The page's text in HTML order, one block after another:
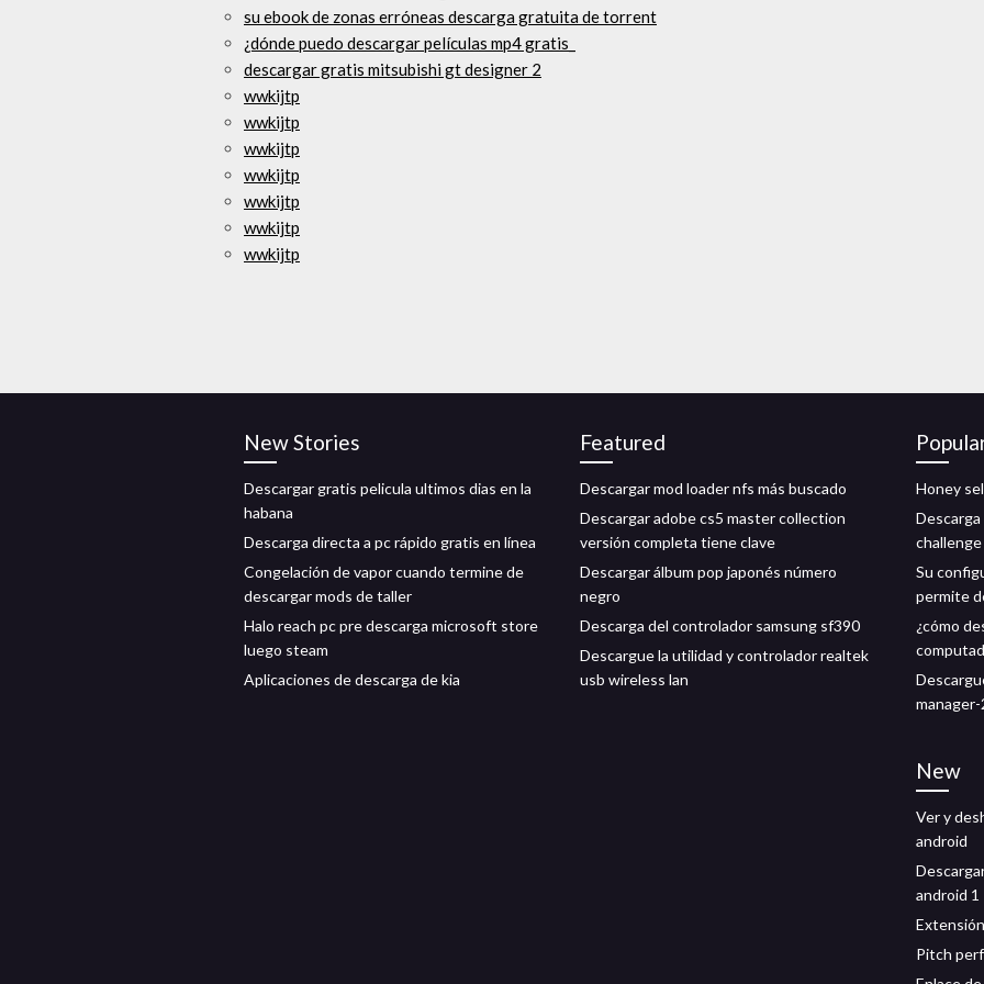
su ebook de zonas erróneas descarga gratuita de torrent
¿dónde puedo descargar películas mp4 gratis_
descargar gratis mitsubishi gt designer 2
wwkijtp
wwkijtp
wwkijtp
wwkijtp
wwkijtp
wwkijtp
wwkijtp
New Stories
Descargar gratis pelicula ultimos dias en la
habana
Descarga directa a pc rápido gratis en línea
Congelación de vapor cuando termine de
descargar mods de taller
Halo reach pc pre descarga microsoft store
luego steam
Aplicaciones de descarga de kia
Featured
Descargar mod loader nfs más buscado
Descargar adobe cs5 master collection
versión completa tiene clave
Descargar álbum pop japonés número
negro
Descarga del controlador samsung sf390
Descargue la utilidad y controlador realtek
usb wireless lan
Honey
Su
permite
¿cómo
New
Ver y
android
android 1
Pitch